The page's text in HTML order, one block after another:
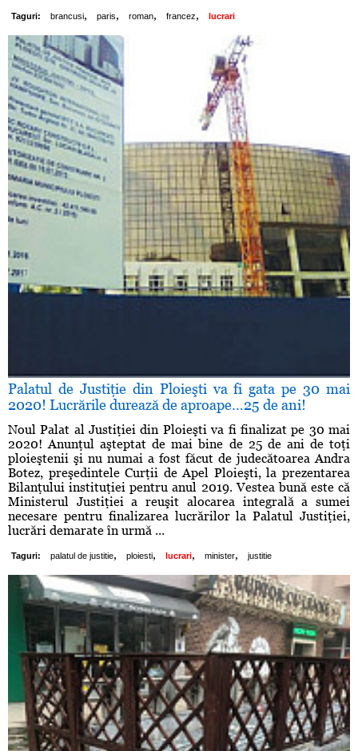
Taguri: brancusi, paris, roman, francez, lucrari
Palatul de Justiţie din Ploieşti va fi gata pe 30 mai
2020! Lucrările durează de aproape…25 de ani!
Noul Palat al Justiţiei din Ploieşti va fi finalizat pe 30 mai
2020! Anunţul aşteptat de mai bine de 25 de ani de toţi
ploieştenii şi nu numai a fost făcut de judecătoarea Andra
Botez, preşedintele Curţii de Apel Ploieşti, la prezentarea
Bilanţului instituţiei pentru anul 2019. Vestea bună este că
Ministerul Justiţiei a reuşit alocarea integrală a sumei
necesare pentru finalizarea lucrărilor la Palatul Justiţiei,
lucrări demarate în urmă ...
Taguri: palatul de justitie, ploiesti, lucrari, minister, justitie